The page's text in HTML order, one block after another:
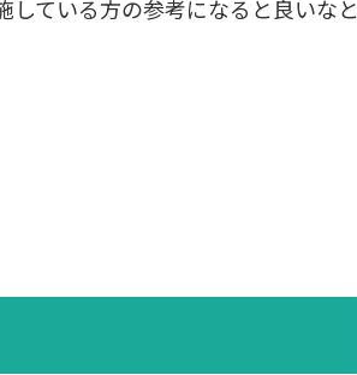
ている方の参考になると良いなと